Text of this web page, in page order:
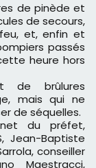
de secours,
et, enfin et
passés
heure hors
de brûlures
mais qui ne
de séquelles.
du préfet,
Jean-Baptiste
conseiller
Maestracci,